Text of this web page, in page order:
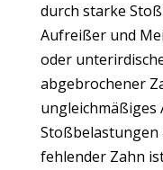
durch starke
Aufreißer und
oder
abgebrochener
ungleichmäßiges
Stoßbelastungen
fehlender Zahn